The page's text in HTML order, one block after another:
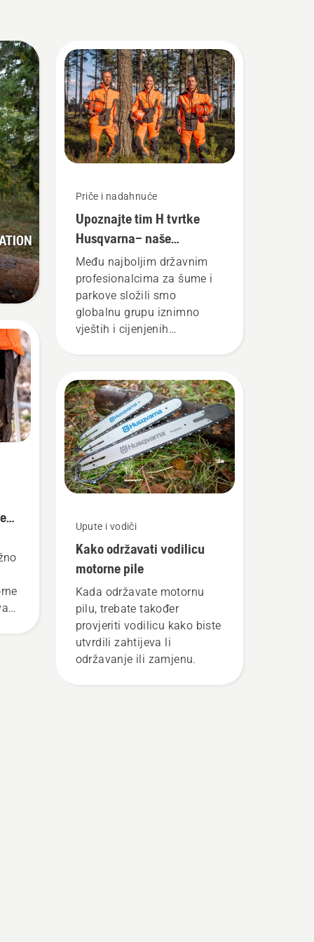
Priče i nadahnuće
Upoznajte tim H tvrtke
Husqvarna– naše
najzahtjevnije korisnike
Među najboljim državnim
profesionalcima za šume i
parkove složili smo
globalnu grupu iznimno
vještih i cijenjenih
najzahtjevniji korisnici.
Upute i vodiči
Kako održavati vodilicu
motorne pile
Kada održavate motornu
pilu, trebate također
provjeriti vodilicu kako biste
utvrdili zahtijeva li
održavanje ili zamjenu.